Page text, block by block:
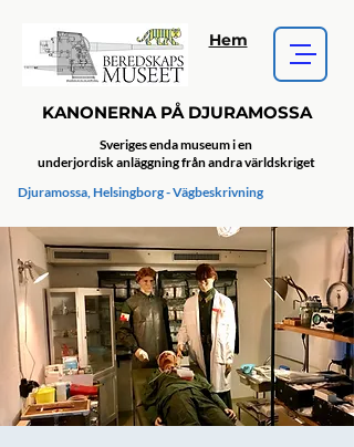
KANONERNA PÅ DJURAMOSSA
Djuramossa, Helsingborg - Vägbeskrivning
Sveriges enda museum i en
underjordisk anläggning från andra världskriget
Hem